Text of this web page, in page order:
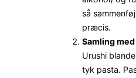
så
præcis.
Samling med
Urushi
tyk pasta.